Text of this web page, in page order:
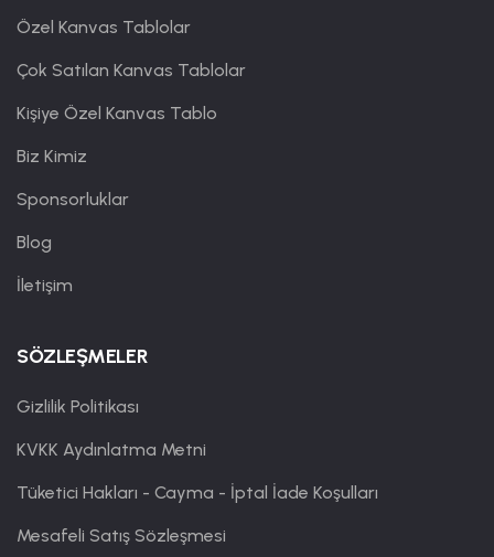
Özel Kanvas Tablolar
Çok Satılan Kanvas Tablolar
Kişiye Özel Kanvas Tablo
Biz Kimiz
Sponsorluklar
Blog
İletişim
SÖZLEŞMELER
Gizlilik Politikası
KVKK Aydınlatma Metni
Tüketici Hakları - Cayma - İptal İade Koşulları
Mesafeli Satış Sözleşmesi